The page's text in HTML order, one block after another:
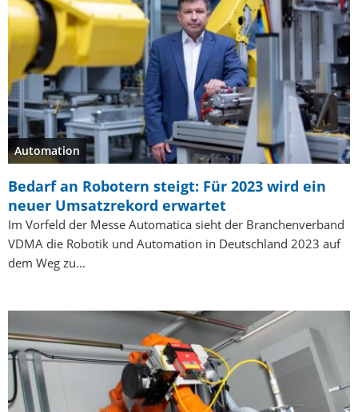
Automation
Bedarf an Robotern steigt: Für 2023 wird ein
neuer Umsatzrekord erwartet
Im Vorfeld der Messe Automatica sieht der Branchenverband
VDMA die Robotik und Automation in Deutschland 2023 auf
dem Weg zu…